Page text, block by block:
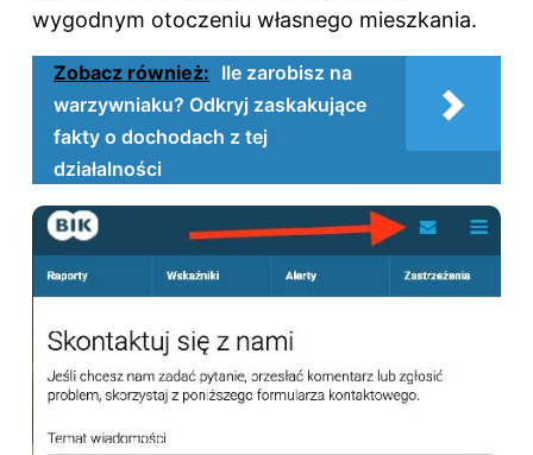
wygodnym otoczeniu własnego mieszkania.
Zobacz również: Ile zarobisz na
warzywniaku? Odkryj zaskakujące
fakty o dochodach z tej
działalności